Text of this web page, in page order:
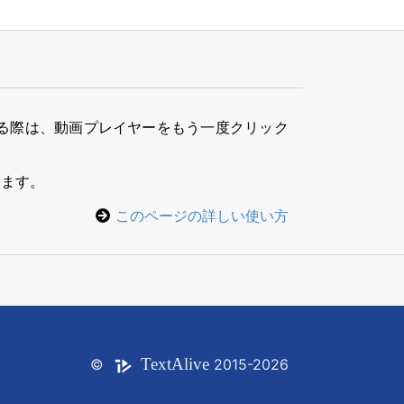
は、動画プレイヤーをもう一度クリック
す。
このページの詳しい使い方
© TextAlive2015-2026